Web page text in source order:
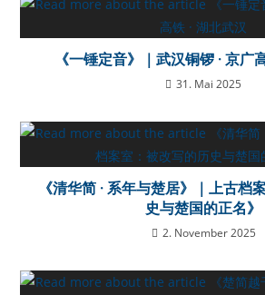
《一锤定音》｜武汉铜锣 · 京广
31. Mai 2025
《清华简 · 系年与楚居》｜上古档
史与楚国的正名》
2. November 2025